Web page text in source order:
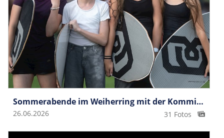
Sommerabende im Weiherring mit der Kommission Gesellschaft
26.06.2026 31 Fotos